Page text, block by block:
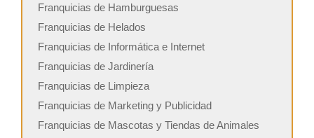
Franquicias de Hamburguesas
Franquicias de Helados
Franquicias de Informática e Internet
Franquicias de Jardinería
Franquicias de Limpieza
Franquicias de Marketing y Publicidad
Franquicias de Mascotas y Tiendas de Animales